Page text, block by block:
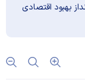
بهبود اقتصادی